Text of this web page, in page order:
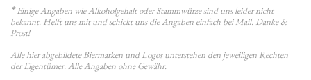
*Einige Angaben wie Alkoholgehalt oder Stammwürze sind uns leider nicht
bekannt. Helft uns mit und schickt uns die Angaben einfach bei Mail. Danke &
Prost!
Alle hier abgebildete Biermarken und Logos unterstehen den jeweiligen Rechten
der Eigentümer. Alle Angaben ohne Gewähr.